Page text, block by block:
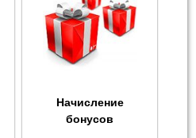
Начисление
бонусов